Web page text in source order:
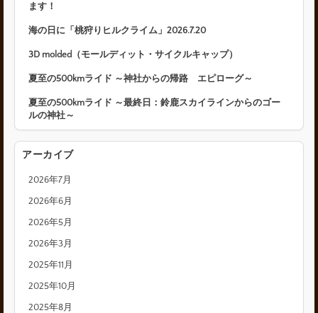
ます！
海の日に「桃狩りヒルクライム」2026.7.20
3D molded（モールディット・サイクルキャップ）
夏至の500kmライド ～神社からの帰路 エピローグ～
夏至の500kmライド ～最終日：鈴鹿スカイラインからのゴー
ルの神社～
アーカイブ
2026年7月
2026年6月
2026年5月
2026年3月
2025年11月
2025年10月
2025年8月